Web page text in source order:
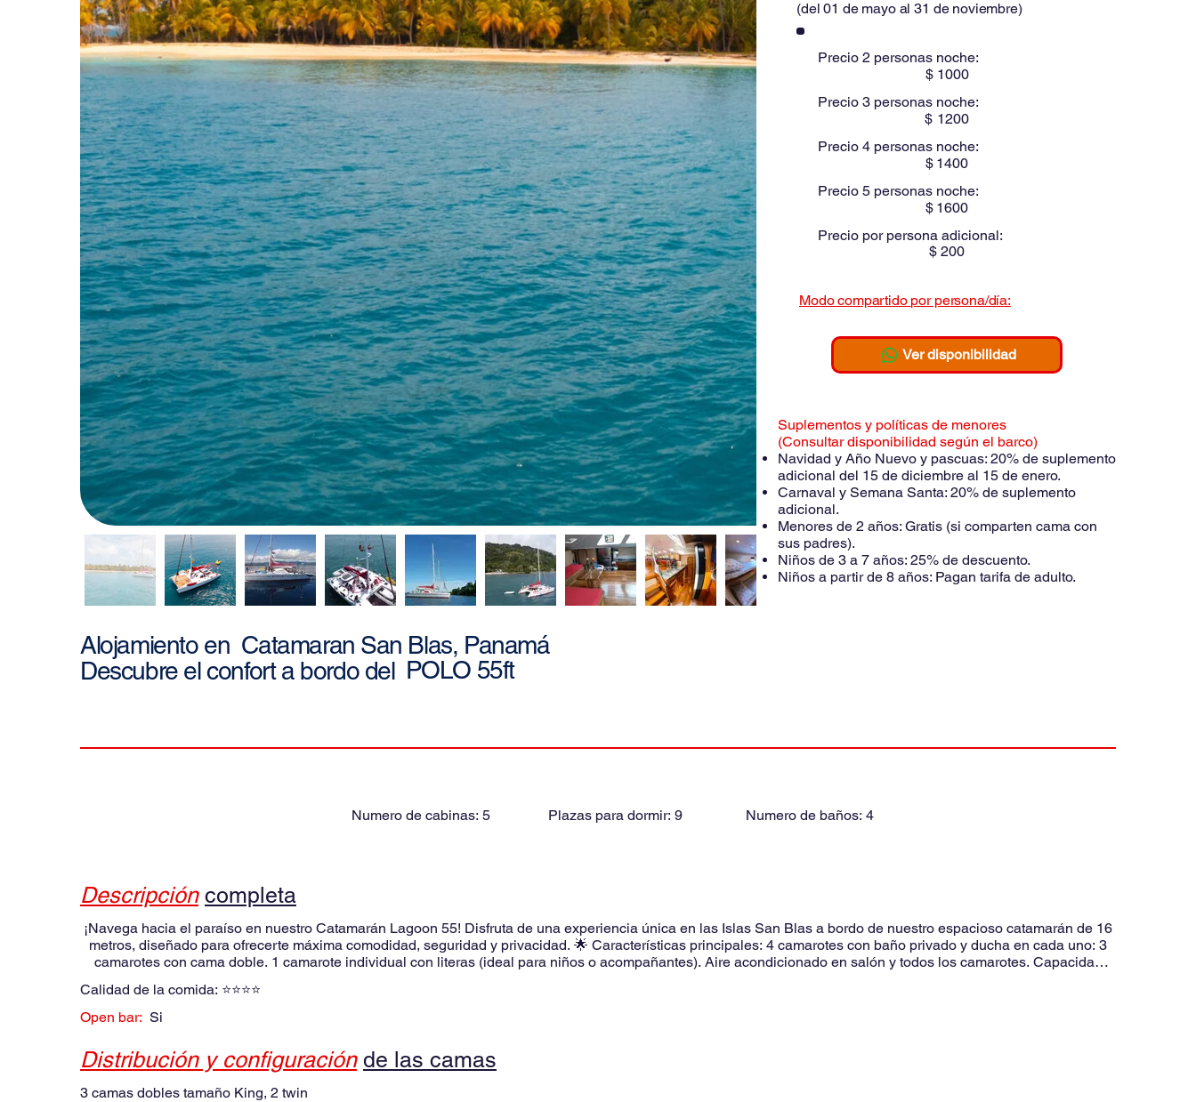
Alojamiento en Catamaran San Blas, Panamá
Descubre el confort a bordo del POLO 55ft
(del 01 de mayo al 31 de noviembre)
Precio 2 personas noche:
$ 1000
Precio 3 personas noche:
$ 1200
Precio 4 personas noche:
$ 1400
Precio 5 personas noche:
$ 1600
Precio por persona adicional:
$200
Modo compartido por persona/día:
Ver disponibilidad
Suplementos y políticas de menores
(Consultar disponibilidad según el barco)
Navidad y Año Nuevo y pascuas: 20% de suplemento
adicional del 15 de diciembre al 15 de enero.
Carnaval y Semana Santa: 20% de suplemento
adicional.
Menores de 2 años: Gratis (si comparten cama con
sus padres).
Niños de 3 a 7 años: 25% de descuento.
Niños a partir de 8 años: Pagan tarifa de adulto.
Numero de cabinas: 5 Plazas para dormir: 9 Numero de baños: 4
Descripción completa
¡Navega hacia el paraíso en nuestro Catamarán Lagoon 55! Disfruta de una experiencia única en las Islas San Blas a bordo de nuestro espacioso catamarán de 16
metros, diseñado para ofrecerte máxima comodidad, seguridad y privacidad. 🌟 Características principales: 4 camarotes con baño privado y ducha en cada uno: 3
camarotes con cama doble. 1 camarote individual con literas (ideal para niños o acompañantes). Aire acondicionado en salón y todos los camarotes. Capacidad
sido completamente renovado para garantizar tu comodidad y seguridad. Su diseño garantiza estabilidad incluso para quienes sufren mareos, y su amplio espacio
te permitirá relajarte como mereces. 👨‍👩‍👧‍👦 Ideal para familias o grupos: Con zonas amplias para disfrutar del sol, el mar y las increíbles vistas de San Blas, este
marinero y chef) que se encargarán de todos los detalles para que tú solo te dediques a disfrutar. 🌴 Todo incluido: Alimentación: 3 comidas al día + snacks.
Bebidas: agua, refrescos, jugos, café y cervezas frías. Equipo de snorkel, kayak y paddle board. Recorrido por las islas más paradisíacas de San Blas. 📣 ¡Reserva
Calidad de la comida: ⭐⭐⭐⭐
Open bar: Si
Distribución y configuración de las camas
3 camas dobles tamaño King, 2 twin